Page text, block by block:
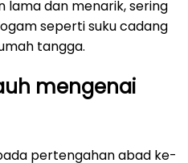
lama dan menarik, sering
seperti suku cadang
tangga.
mengenai
pertengahan abad ke-